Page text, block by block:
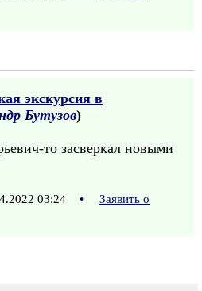
экскурсия в
Бутузов)
то засверкал новыми
03:24 •
Заявить о